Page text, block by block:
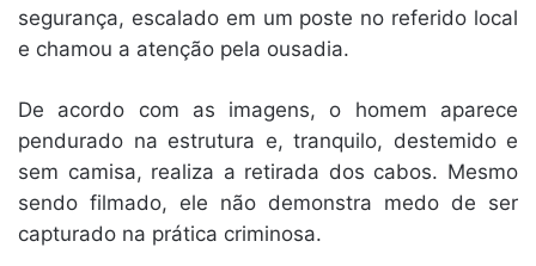
segurança, escalado em um poste no referido local
e chamou a atenção pela ousadia.
De acordo com as imagens, o homem aparece
pendurado na estrutura e, tranquilo, destemido e
sem camisa, realiza a retirada dos cabos. Mesmo
sendo filmado, ele não demonstra medo de ser
capturado na prática criminosa.